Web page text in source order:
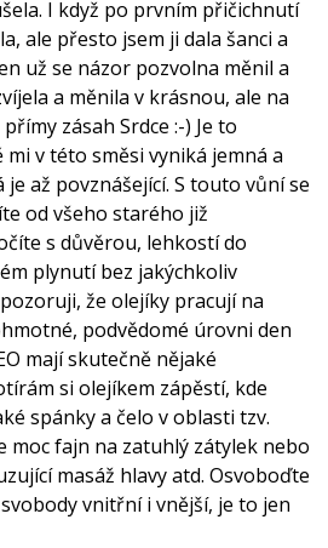
I když po prvním přičichnutí
ale přesto jsem ji dala šanci a
už se názor pozvolna měnil a
a měnila v krásnou, ale na
zásah Srdce :-) Je to
mi v této směsi vyniká jemná a
až povznášející. S touto vůní se
od všeho starého již
s důvěrou, lehkostí do
plynutí bez jakýchkoliv
že olejíky pracují na
podvědomé úrovni den
mají skutečně nějaké
si olejíkem zápěstí, kde
spánky a čelo v oblasti tzv.
moc fajn na zatuhlý zátylek nebo
masáž hlavy atd. Osvoboďte
vnitřní i vnější, je to jen